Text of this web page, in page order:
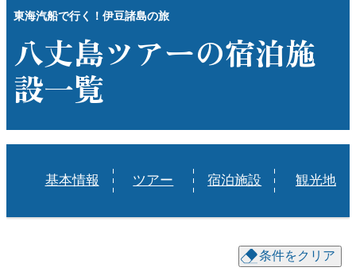
東海汽船で行く！伊豆諸島の旅
八丈島ツアーの宿泊施
設一覧
基本情報 ツアー 宿泊施設 観光地
条件をクリア